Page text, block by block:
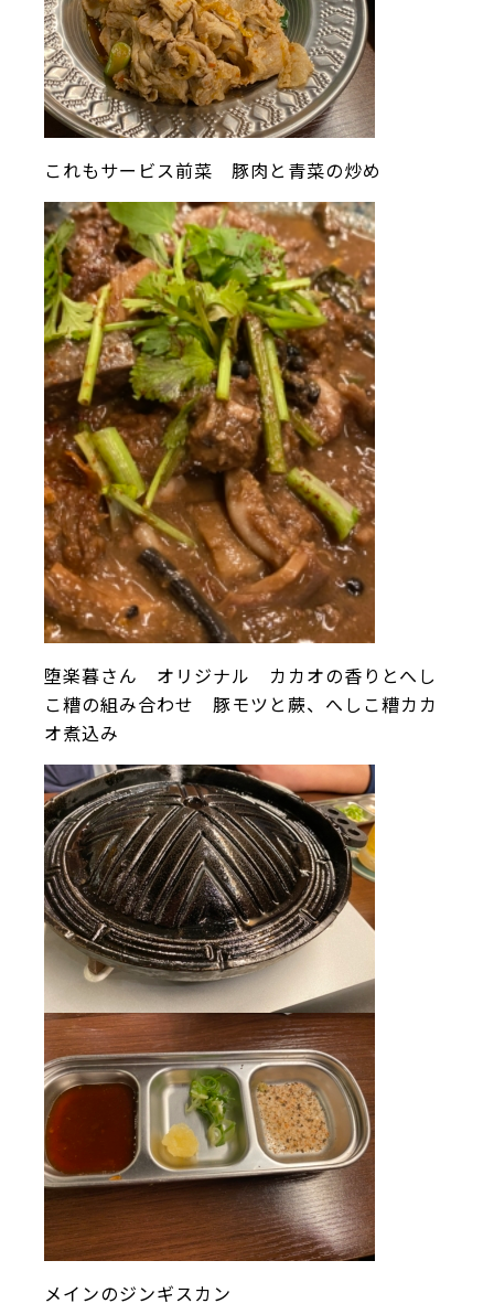
これもサービス前菜 豚肉と青菜の炒め
堕楽暮さん オリジナル カカオの香りとへし
こ糟の組み合わせ 豚モツと蕨、へしこ糟カカ
オ煮込み
メインのジンギスカン